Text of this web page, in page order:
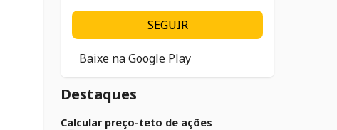
SEGUIR
Baixe na Google Play
Destaques
Calcular preço-teto de ações